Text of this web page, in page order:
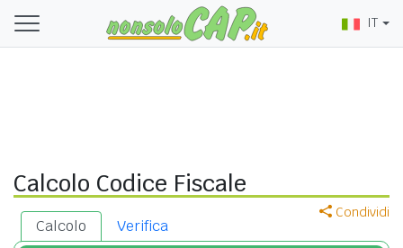
IT
Calcolo Codice Fiscale
Condividi
Calcolo Verifica